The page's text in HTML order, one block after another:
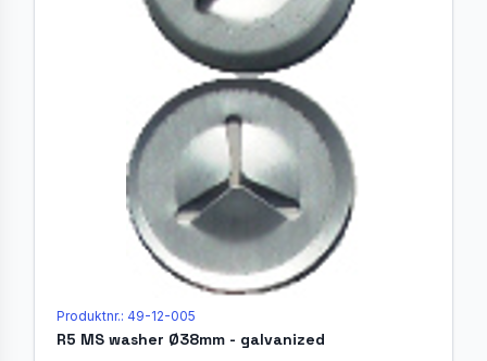
Produktnr.: 49-12-005
R5 MS washer Ø38mm - galvanized